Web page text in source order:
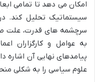
امکان می دهد تا تمامی
سیستماتیک تحلیل کند.
سرچشمه های قدرت، علت
به عوامل و کارگزاران
پیامدهای نهایی آن اشاره
علوم سیاسی را به شکلی